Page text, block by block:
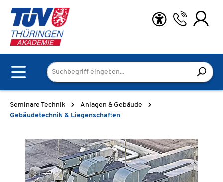
Zum Hauptinhalt springen
Seminare Technik
Anlagen & Gebäude
Gebäudetechnik & Liegenschaften
Bildergalerie überspringen